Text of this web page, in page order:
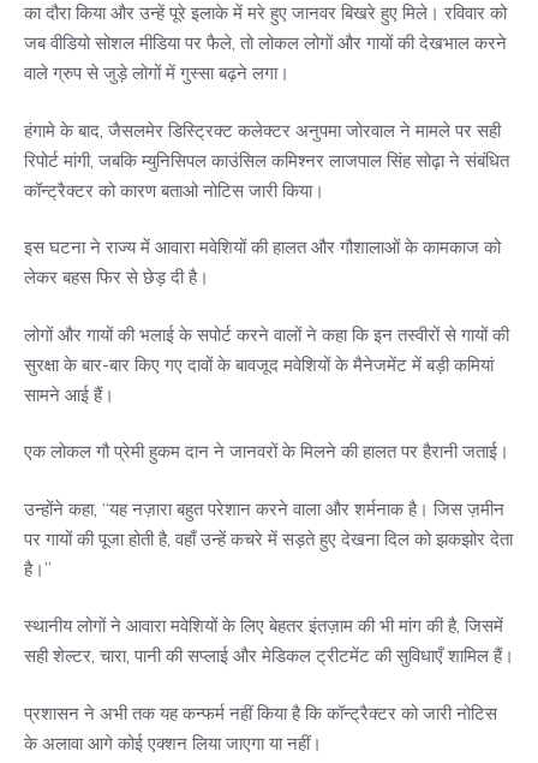
का दौरा किया और उन्हें पूरे इलाके में मरे हुए जानवर बिखरे हुए मिले। रविवार को
जब वीडियो सोशल मीडिया पर फैले, तो लोकल लोगों और गायों की देखभाल करने
वाले ग्रुप से जुड़े लोगों में गुस्सा बढ़ने लगा।
हंगामे के बाद, जैसलमेर डिस्ट्रिक्ट कलेक्टर अनुपमा जोरवाल ने मामले पर सही
रिपोर्ट मांगी, जबकि म्युनिसिपल काउंसिल कमिश्नर लाजपाल सिंह सोढ़ा ने संबंधित
कॉन्ट्रैक्टर को कारण बताओ नोटिस जारी किया।
इस घटना ने राज्य में आवारा मवेशियों की हालत और गौशालाओं के कामकाज को
लेकर बहस फिर से छेड़ दी है।
लोगों और गायों की भलाई के सपोर्ट करने वालों ने कहा कि इन तस्वीरों से गायों की
सुरक्षा के बार-बार किए गए दावों के बावजूद मवेशियों के मैनेजमेंट में बड़ी कमियां
सामने आई हैं।
एक लोकल गौ प्रेमी हुकम दान ने जानवरों के मिलने की हालत पर हैरानी जताई।
उन्होंने कहा, “यह नज़ारा बहुत परेशान करने वाला और शर्मनाक है। जिस ज़मीन
पर गायों की पूजा होती है, वहाँ उन्हें कचरे में सड़ते हुए देखना दिल को झकझोर देता
है।”
स्थानीय लोगों ने आवारा मवेशियों के लिए बेहतर इंतज़ाम की भी मांग की है, जिसमें
सही शेल्टर, चारा, पानी की सप्लाई और मेडिकल ट्रीटमेंट की सुविधाएँ शामिल हैं।
प्रशासन ने अभी तक यह कन्फर्म नहीं किया है कि कॉन्ट्रैक्टर को जारी नोटिस
के अलावा आगे कोई एक्शन लिया जाएगा या नहीं।